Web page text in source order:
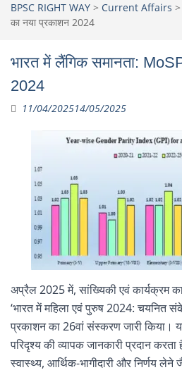
BPSC RIGHT WAY > Current Affairs >
का नया प्रकाशन 2024
भारत में लैंगिक समानता:
2024
11/04/202514/05/2025
अप्रैल 2025 में, सांख्यिकी एवं कार्यक्रम
‘भारत में महिला एवं पुरुष 2024: चयनित
प्रकाशन का 26वां संस्करण जारी किया।
परिदृश्य की व्यापक जानकारी प्रदान
स्वास्थ्य, आर्थिक-भागीदारी और निर्णय